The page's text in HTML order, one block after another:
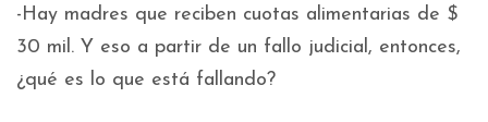
-Hay madres que reciben cuotas alimentarias de $
30 mil. Y eso a partir de un fallo judicial, entonces,
¿qué es lo que está fallando?